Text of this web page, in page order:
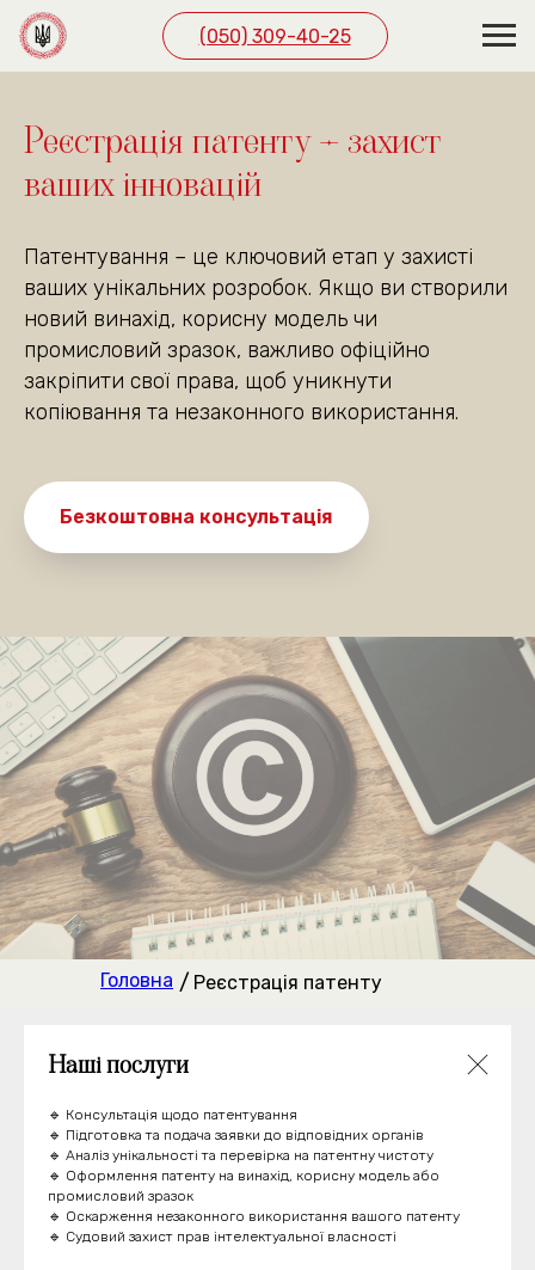
(050) 309-40-25
Реєстрація патенту – захист
ваших інновацій
Патентування – це ключовий етап у захисті
ваших унікальних розробок. Якщо ви створили
новий винахід, корисну модель чи
промисловий зразок, важливо офіційно
закріпити свої права, щоб уникнути
копіювання та незаконного використання.
Безкоштовна консультація
Головна / Реєстрація патенту
Наші послуги
🔹 Консультація щодо патентування
🔹 Підготовка та подача заявки до відповідних органів
🔹 Аналіз унікальності та перевірка на патентну чистоту
🔹 Оформлення патенту на винахід, корисну модель або
промисловий зразок
🔹 Оскарження незаконного використання вашого патенту
🔹 Судовий захист прав інтелектуальної власності
ЗРУЧНИМ СПОСОБОМ
пн. — пт. 10:00—19:00
сб 10:00—18:00
(050) 309-40-25
Скоропадського буд. 39,
офіс 1
Графік роботи
(подивитись на карті)
Де ви знаходитесь?
Київ та область
Інше місто
Даю згоду на обробку персональних даних
Очікуємо на дзвінок